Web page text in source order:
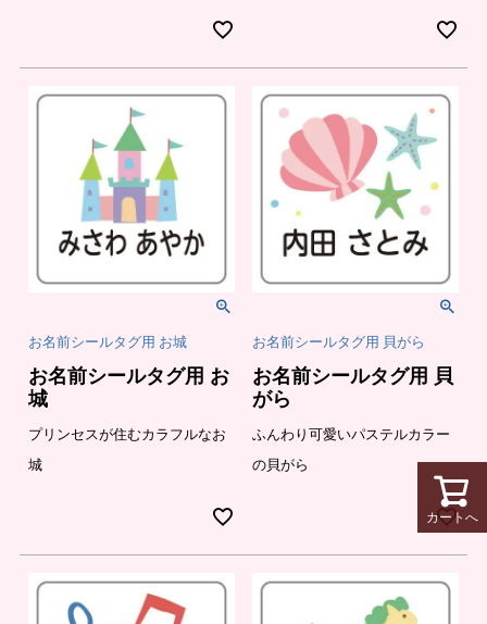
お名前シールタグ用 お城
お名前シールタグ用 お
城
プリンセスが住むカラフルなお
城
お名前シールタグ用 貝がら
お名前シールタグ用 貝
がら
ふんわり可愛いパステルカラー
の貝がら
カートへ